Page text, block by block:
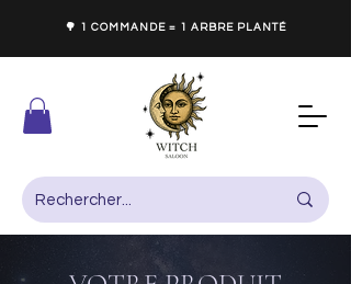
🌳 1 COMMANDE = 1 ARBRE PLANTÉ